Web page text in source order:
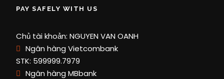
PAY SAFELY WITH US
Chủ tài khoản: NGUYEN VAN OANH
Ngân hàng Vietcombank
STK: 599999.7979
Ngân hàng MBbank